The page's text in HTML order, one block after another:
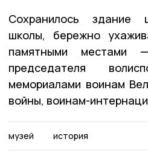
Сохранилось здание
школы, бережно
памятными местами
председателя
мемориалами воинам
войны, воинам-
музей история